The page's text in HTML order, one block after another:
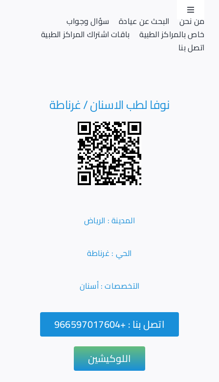
content
Toggle
Navigation
تسجيل دخول
من نحن البحث عن عيادة
سؤال وجواب
خاص بالمراكز الطبية
باقات اشتراك المراكز الطبية
اتصل بنا
نوفا لطب الاسنان / غرناطة
المدينة : الرياض
الحي : غرناطة
التخصصات : أسنان
اتصل بنا : +966597017604
اللوكيشين